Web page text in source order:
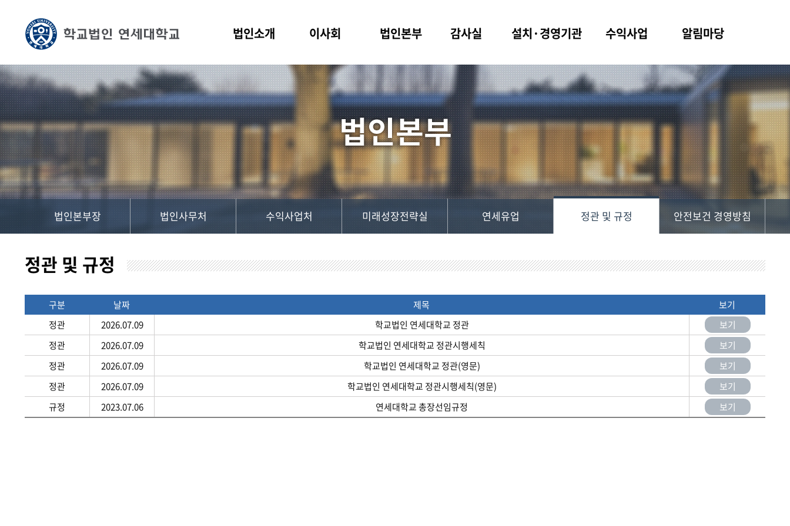
법인소개 이사회 법인본부 감사실 설치·경영기관 수익사업 알림마당
법인본부장 법인사무처 수익사업처 미래성장전략실 연세유업 정관 및 규정 안전보건 경영방침
정관 및 규정
구분 날짜 제목
보기
정관
2026.07.09 학교법인 연세대학교 정관
보기
정관
2026.07.09 학교법인 연세대학교 정관시행세칙
보기
정관
2026.07.09 학교법인 연세대학교 정관(영문)
보기
정관
2026.07.09 학교법인 연세대학교 정관시행세칙(영문)
보기
규정
2023.07.06 연세대학교 총장선임규정 보기